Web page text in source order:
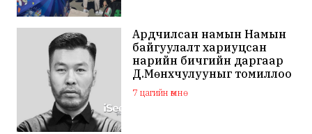
Ардчилсан намын Намын
байгуулалт хариуцсан
нарийн бичгийн даргаар
Д.Мөнхчулууныг томиллоо
7 цагийн өмнө